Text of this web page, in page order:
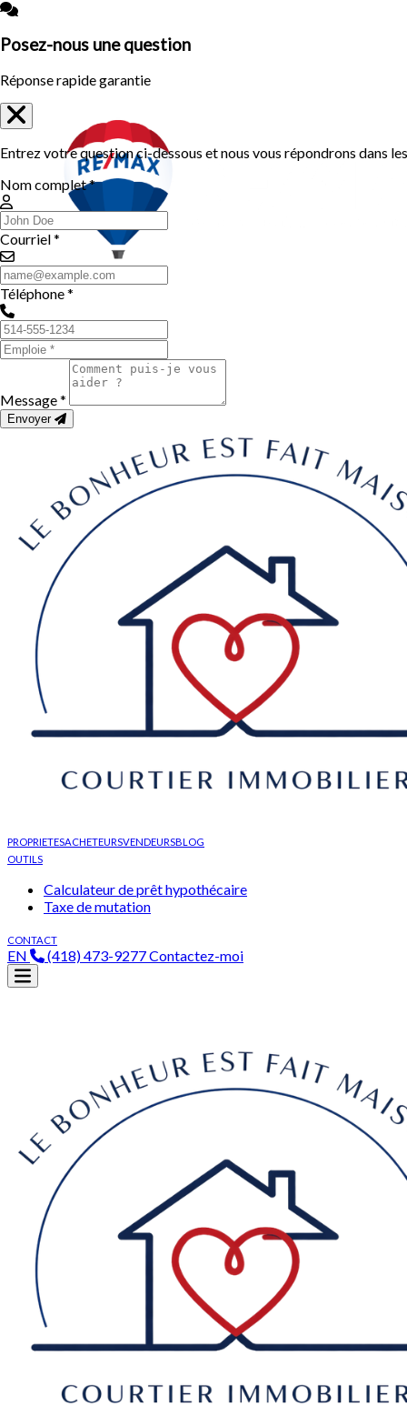
PROPRIETESACHETEURSVENDEURSBLOG
OUTILS
Calculateur de prêt hypothécaire
Taxe de mutation
CONTACT
EN (418) 473-9277Contactez-moi
Posez-nous une question
Réponse rapide garantie
Entrez votre question ci-dessous et nous vous répondrons dans
Nom complet *
Courriel *
Téléphone *
Message *
Envoyer